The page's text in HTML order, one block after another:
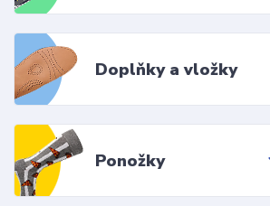
Doplňky a vložky
Ponožky